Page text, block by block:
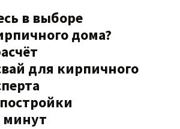
в выборе
дома?
для кирпичного
минут